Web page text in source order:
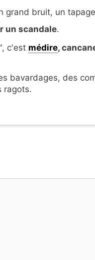
grand bruit, un
un scandale.
", c'est médire,
bavardages, des
ragots.